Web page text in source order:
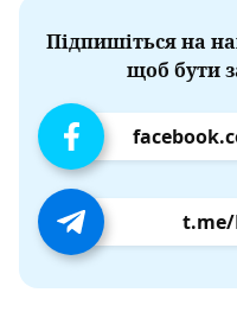
Підпишіться на
щоб бути
t.me/